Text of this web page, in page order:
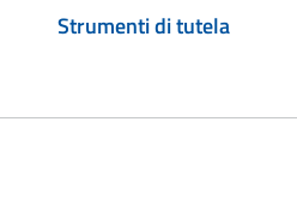
Strumenti di tutela